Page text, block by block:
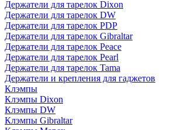
Держатели для тарелок Dixon
Держатели для тарелок DW
Держатели для тарелок PDP
Держатели для тарелок Gibraltar
Держатели для тарелок Peace
Держатели для тарелок Pearl
Держатели для тарелок Tama
Держатели и крепления для гаджетов
Клэмпы
Клэмпы Dixon
Клэмпы DW
Клэмпы Gibraltar